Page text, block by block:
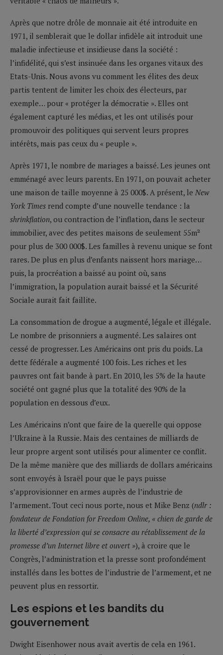
Après que notre drôle de monnaie ait été introduite en
1971, il semblerait que le dollar infidèle ait introduit une
maladie infectieuse et insidieuse dans la société :
l’infidélité, qui s’est insinuée dans les organes vitaux des
Etats-Unis. Nous avons vu comment les élites des deux
partis tentent de limiter les choix des électeurs, par
exemple… pour « protéger la démocratie ». Elles ont
également capturé les médias, et les ont utilisés pour
promouvoir des politiques qui servent leurs propres
intérêts, mais pas ceux du « peuple ».
Après 1971, le nombre de mariages a baissé. Les jeunes ont
emménagé avec leurs parents. En 1971, on pouvait acheter
une maison de taille moyenne à 25 000$. A présent, le New
York Times rend compte d’une nouvelle tendance : la
shrinkflation, ou contraction de l’inflation, dans le secteur
immobilier, avec des petites maisons de seulement 55m²
pour plus de 300 000$. Les familles à revenu unique se font
rares. De plus en plus d’enfants naissent hors mariage…
puis, la procréation a baissé au point où, sans
l’immigration, la population aurait baissé et la Sécurité
Sociale aurait fait faillite.
La consommation de drogue a augmenté, légale et illégale.
Le nombre de prisonniers a augmenté. Les salaires ont
cessé de progresser. Les Américains ont pris du poids. La
dette fédérale a augmenté 100 fois. Les riches et les
pauvres ont fait bande à part. En 2010, les 5% de la haute
société ont gagné plus que la totalité des 90% de la
population en dessous d’eux.
Les Américains n’ont que faire de la querelle qui oppose
l’Ukraine à la Russie. Mais des centaines de milliards de
leur propre argent sont utilisés pour alimenter ce conflit.
De la même manière que des milliards de dollars américains
sont envoyés à Israël pour que le pays puisse
s’approvisionner en armes auprès de l’industrie de
l’armement. Tout ceci nous porte, nous et Mike Benz (ndlr :
fondateur de Fondation for Freedom Online, « chien de garde de
la liberté d’expression qui se consacre au rétablissement de la
promesse d’un Internet libre et ouvert »), à croire que le
Congrès, l’administration et la presse sont profondément
installés dans les bottes de l’industrie de l’armement, et ne
peuvent plus en ressortir.
Les espions et les bandits du
gouvernement
Dwight Eisenhower nous avait avertis de cela en 1961.